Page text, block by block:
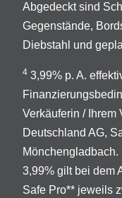
Abgedeckt sind
Gegenstände,
Diebstahl und
4 3,99% p. A.
Verkäuferin / Ihrem
Deutschland AG,
Mönchengladbach.
3,99% gilt bei dem
Safe Pro** jeweils